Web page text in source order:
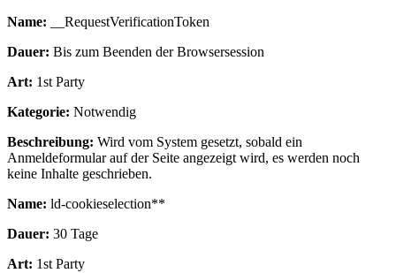
Name: __RequestVerificationToken
Dauer: Bis zum Beenden der Browsersession
Art: 1st Party
Kategorie: Notwendig
Beschreibung: Wird vom System gesetzt, sobald ein
Anmeldeformular auf der Seite angezeigt wird, es werden noch
keine Inhalte geschrieben.
Name: ld-cookieselection**
Dauer: 30 Tage
Art: 1st Party